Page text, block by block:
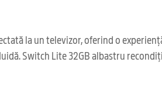
la un televizor, oferind o
Switch Lite 32GB albastru